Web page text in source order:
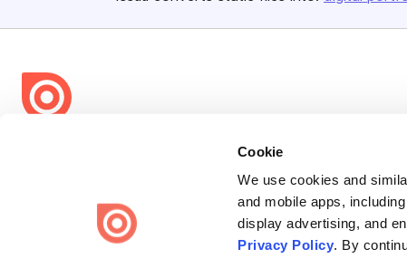
Cookie
We use cookies and
and mobile apps,
display advertising, and
Privacy Policy. By
share everywhere.
Issuu turns PDFs and other files into interactive flipbooks and
engaging content for every channel.